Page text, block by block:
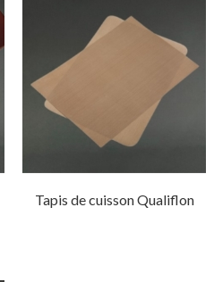
Tapis de cuisson Qualiflon